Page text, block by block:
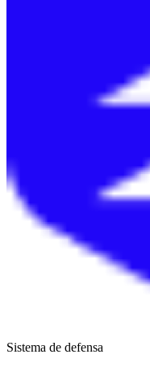
Sistema de defensa